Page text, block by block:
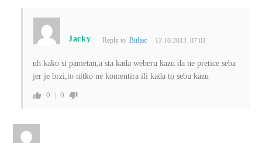
Jacky Reply toBuljac 12.10.2012. 07:01
uh kako si pametan,a sta kada weberu kazu da ne pretice seba
jer je brzi,to nitko ne komentira ili kada to sebu kazu
0 0